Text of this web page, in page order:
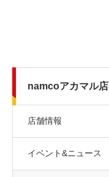
namcoアカマル店
店舗情報
イベント&ニュース